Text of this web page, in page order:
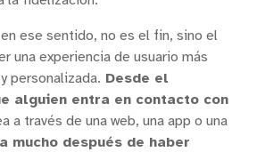
ese sentido, no es el fin, sino el
una experiencia de usuario más
personalizada. Desde el
alguien entra en contacto con
a través de una web, una app o una
mucho después de haber